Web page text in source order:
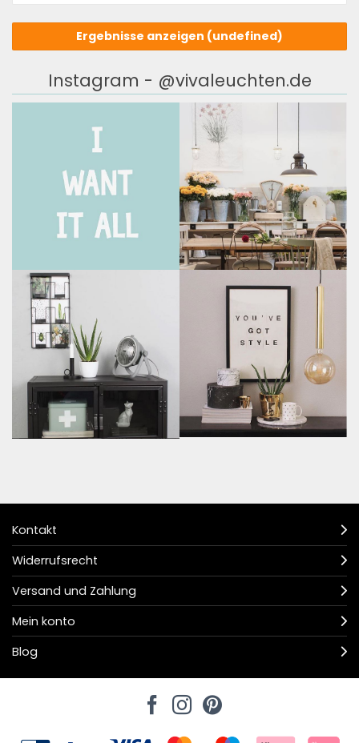
Ergebnisse anzeigen (undefined)
Instagram - @vivaleuchten.de
Kontakt
Widerrufsrecht
Versand und Zahlung
Mein konto
Blog